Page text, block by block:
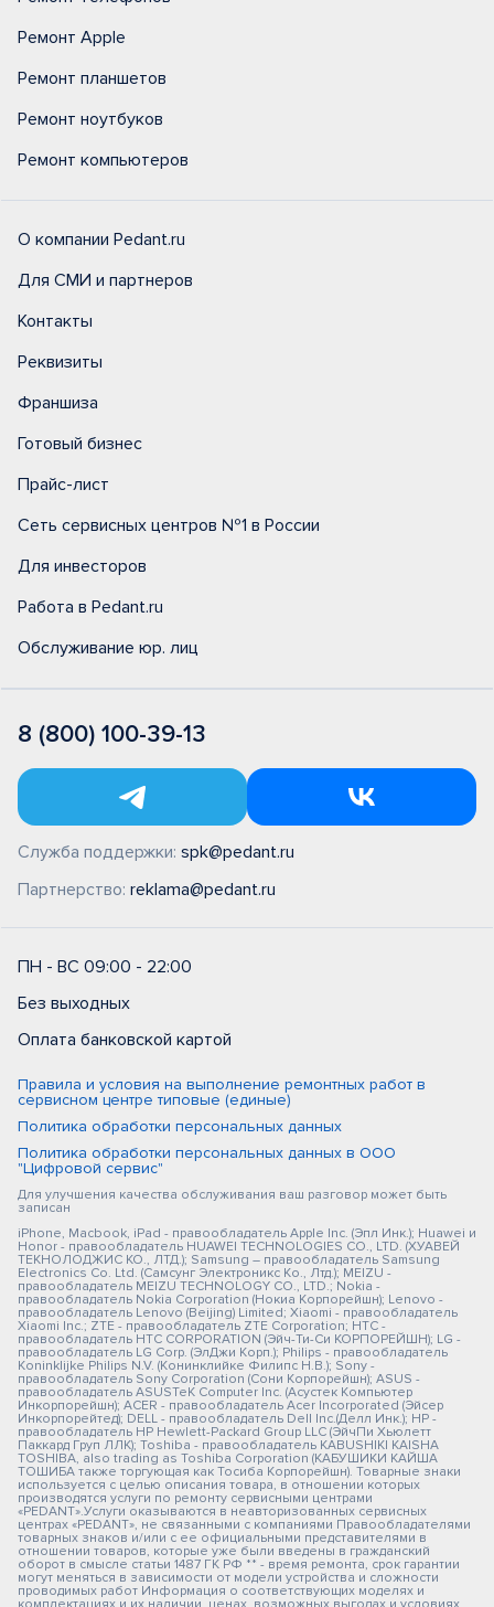
Ремонт Apple
Ремонт планшетов
Ремонт ноутбуков
Ремонт компьютеров
О компании Pedant.ru
Для СМИ и партнеров
Контакты
Реквизиты
Франшиза
Готовый бизнес
Прайс-лист
Сеть сервисных центров №1 в России
Для инвесторов
Работа в Pedant.ru
Обслуживание юр. лиц
8 (800) 100-39-13
Служба поддержки: spk@pedant.ru
Партнерство: reklama@pedant.ru
ПН - ВС 09:00 - 22:00
Без выходных
Оплата банковской картой
Правила и условия на выполнение ремонтных работ в
сервисном центре типовые (единые)
Политика обработки персональных данных
Политика обработки персональных данных в ООО
"Цифровой сервис"
Для улучшения качества обслуживания ваш разговор может быть
записан
iPhone, Macbook, iPad - правообладатель Apple Inc. (Эпл Инк.); Huawei и
Honor - правообладатель HUAWEI TECHNOLOGIES CO., LTD. (ХУАВЕЙ
ТЕКНОЛОДЖИС КО., ЛТД.); Samsung – правообладатель Samsung
Electronics Co. Ltd. (Самсунг Электроникс Ко., Лтд.); MEIZU -
правообладатель MEIZU TECHNOLOGY CO., LTD.; Nokia -
правообладатель Nokia Corporation (Нокиа Корпорейшн); Lenovo -
правообладатель Lenovo (Beijing) Limited; Xiaomi - правообладатель
Xiaomi Inc.; ZTE - правообладатель ZTE Corporation; HTC -
правообладатель HTC CORPORATION (Эйч-Ти-Си КОРПОРЕЙШН); LG -
правообладатель LG Corp. (ЭлДжи Корп.); Philips - правообладатель
Koninklijke Philips N.V. (Конинклийке Филипс Н.В.); Sony -
правообладатель Sony Corporation (Сони Корпорейшн); ASUS -
правообладатель ASUSTeK Computer Inc. (Асустек Компьютер
Инкорпорейшн); ACER - правообладатель Acer Incorporated (Эйсер
Инкорпорейтед); DELL - правообладатель Dell Inc.(Делл Инк.); HP -
правообладатель HP Hewlett-Packard Group LLC (ЭйчПи Хьюлетт
Паккард Груп ЛЛК); Toshiba - правообладатель KABUSHIKI KAISHA
TOSHIBA, also trading as Toshiba Corporation (КАБУШИКИ КАЙША
ТОШИБА также торгующая как Тосиба Корпорейшн). Товарные знаки
используется с целью описания товара, в отношении которых
производятся услуги по ремонту сервисными центрами
«PEDANT».Услуги оказываются в неавторизованных сервисных
центрах «PEDANT», не связанными с компаниями Правообладателями
товарных знаков и/или с ее официальными представителями в
отношении товаров, которые уже были введены в гражданский
оборот в смысле статьи 1487 ГК РФ ** - время ремонта, срок гарантии
могут меняться в зависимости от модели устройства и сложности
проводимых работ Информация о соответствующих моделях и